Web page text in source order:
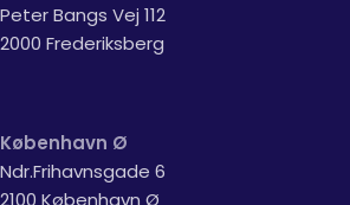
Peter Bangs Vej 112
2000 Frederiksberg
København Ø
Ndr.Frihavnsgade 6
2100 København Ø